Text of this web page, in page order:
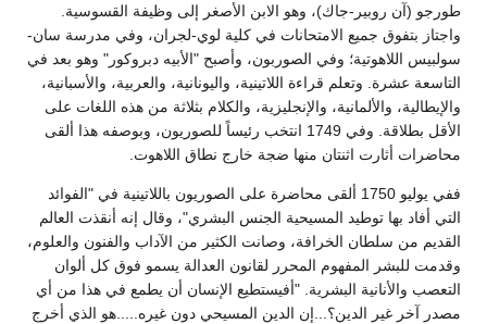
طورجو (آن روبير-جاك)، وهو الابن الأصغر إلى وظيفة القسوسية.
واجتاز بتفوق جميع الامتحانات في كلية لوي-لجران، وفي مدرسة سان-
سولبيس اللاهوتية؛ وفي الصوربون، وأصبح "الأبيه دبروكور" وهو بعد في
التاسعة عشرة. وتعلم قراءة اللاتينية، واليونانية، والعربية، والأسبانية،
والإيطالية، والألمانية، والإنجليزية، والكلام بثلاثة من هذه اللغات على
الأقل بطلاقة. وفي 1749 انتخب رئيساً للصوريون، وبوصفه هذا ألقى
محاضرات أثارت اثنتان منها ضجة خارج نطاق اللاهوت.
ففي يوليو 1750 ألقى محاضرة على الصوريون باللاتينية في "الفوائد
التي أفاد بها توطيد المسيحية الجنس البشري"، وقال إنه أنقذت العالم
القديم من سلطان الخرافة، وصانت الكثير من الآداب والفنون والعلوم،
وقدمت للبشر المفهوم المحرر لقانون العدالة يسمو فوق كل ألوان
التعصب والأنانية البشرية. "أفيستطيع الإنسان أن يطمع في هذا من أي
مصدر آخر غير الدين؟...إن الدين المسيحي دون غيره.....هو الذي أخرج